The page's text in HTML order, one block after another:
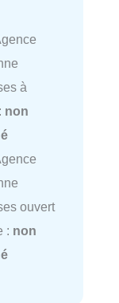
à
non
ouvert
: non